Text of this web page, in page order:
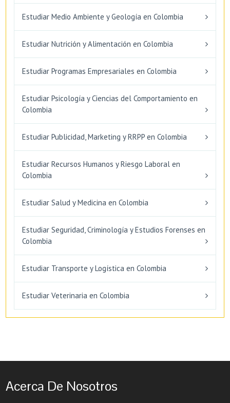
Estudiar Medio Ambiente y Geología en Colombia
Estudiar Nutrición y Alimentación en Colombia
Estudiar Programas Empresariales en Colombia
Estudiar Psicología y Ciencias del Comportamiento en
Colombia
Estudiar Publicidad, Marketing y RRPP en Colombia
Estudiar Recursos Humanos y Riesgo Laboral en
Colombia
Estudiar Salud y Medicina en Colombia
Estudiar Seguridad, Criminología y Estudios Forenses en
Colombia
Estudiar Transporte y Logística en Colombia
Estudiar Veterinaria en Colombia
Acerca De Nosotros